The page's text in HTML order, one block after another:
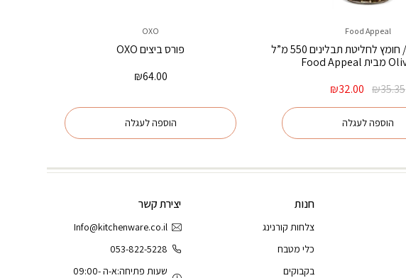
Food Appeal
דיספנסר שמן / חומץ לחליטת תבלינים 550 מ”ל
₪35.35
המחיר
₪35.35.
₪32.00
הוספה לעגלה
OXO
פורס ביצים OXO
₪64.00
הוספה לעגלה
חנות
צלחות קורנינג
כלי מטבח
בקבוקים
יצירת קשר
Info@kitchenware.co.il
053-822-5228
שעות פתיחה:א-ה 09:00-